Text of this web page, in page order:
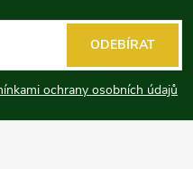
ochrany osobních údajů
ODEBÍRAT